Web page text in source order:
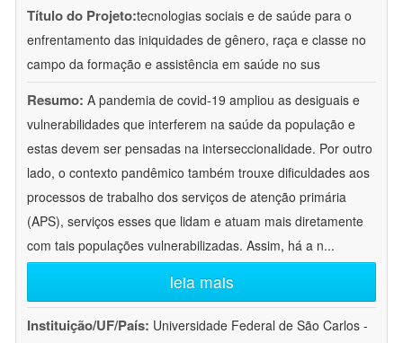
Título do Projeto:tecnologias sociais e de saúde para o
enfrentamento das iniquidades de gênero, raça e classe no
campo da formação e assistência em saúde no sus
Resumo: A pandemia de covid-19 ampliou as desiguais e
vulnerabilidades que interferem na saúde da população e
estas devem ser pensadas na interseccionalidade. Por outro
lado, o contexto pandêmico também trouxe dificuldades aos
processos de trabalho dos serviços de atenção primária
(APS), serviços esses que lidam e atuam mais diretamente
com tais populações vulnerabilizadas. Assim, há a n...
leia mais
Instituição/UF/País: Universidade Federal de São Carlos -